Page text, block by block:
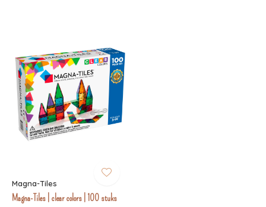
Magna-Tiles
Magna-Tiles | clear colors | 100 stuks